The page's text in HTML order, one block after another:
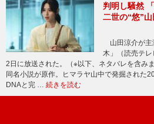
判明し騒然
二世の“悠”山
山田涼介が主
木」（読売テレ
2日に放送された。（※以下、ネタバレを含
同名小説が原作。ヒマラヤ山中で発掘された
DNAと完 … 続きを読む